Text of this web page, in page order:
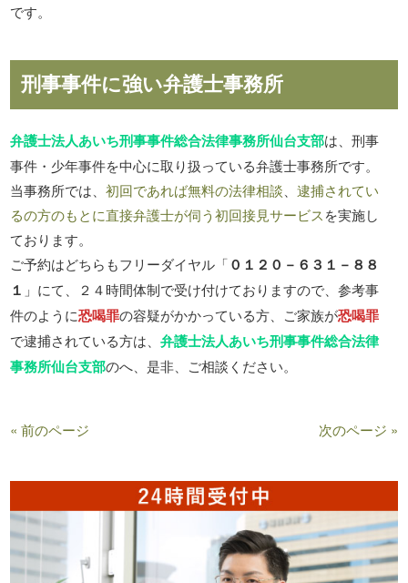
です。
刑事事件に強い弁護士事務所
弁護士法人あいち刑事事件総合法律事務所仙台支部は、刑事
事件・少年事件を中心に取り扱っている弁護士事務所です。
当事務所では、初回であれば無料の法律相談 、逮捕されてい
るの方のもとに直接弁護士が伺う初回接見サービスを実施し
ております。
ご予約はどちらもフリーダイヤル「０１２０－６３１－８８
１ 」にて、２４時間体制で受け付けておりますので、参考事
件のように恐喝罪の容疑がかかっている方、ご家族が恐喝罪
で逮捕されている方は、弁護士法人あいち刑事事件総合法律
事務所仙台支部のへ、是非、ご相談ください。
« 前のページ 次のページ »